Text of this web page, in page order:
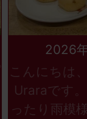
2026
こんにちは
Uraraです
ったり雨模